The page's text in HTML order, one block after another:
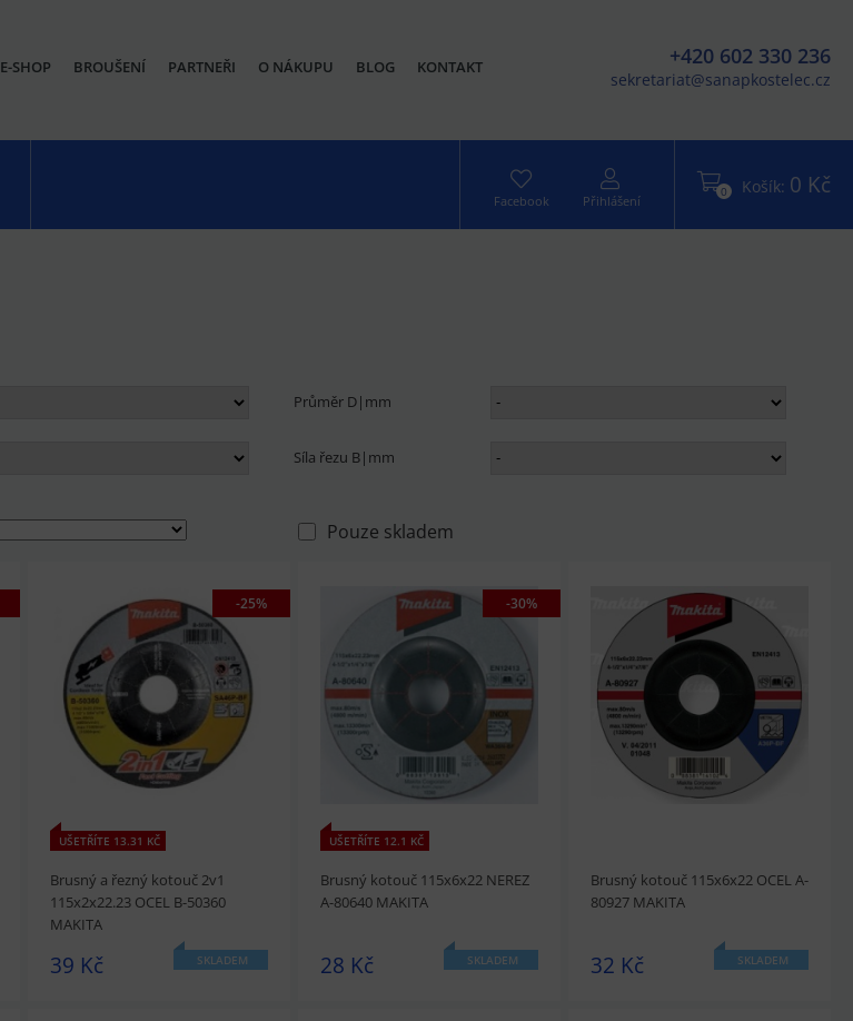
+420 602 330 236
sekretariat@sanapkostelec.cz
E-SHOP BROUŠENÍ PARTNEŘI O NÁKUPU BLOG KONTAKT
0 Košík: 0 Kč
Facebook Přihlášení
Průměr D|mm
Síla řezu B|mm
Pouze skladem
-25%
UŠETŘÍTE 13.31 KČ
Brusný a řezný kotouč 2v1
115x2x22.23 OCEL B-50360
MAKITA
39 Kč SKLADEM
-30%
UŠETŘÍTE 12.1 KČ
Brusný kotouč 115x6x22 NEREZ
A-80640 MAKITA
28 Kč SKLADEM
Brusný kotouč 115x6x22 OCEL A-
80927 MAKITA
32 Kč SKLADEM